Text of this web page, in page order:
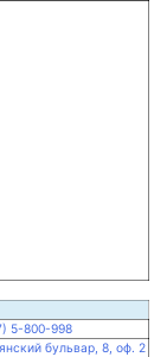
5-800-998
бульвар, 8, оф. 2